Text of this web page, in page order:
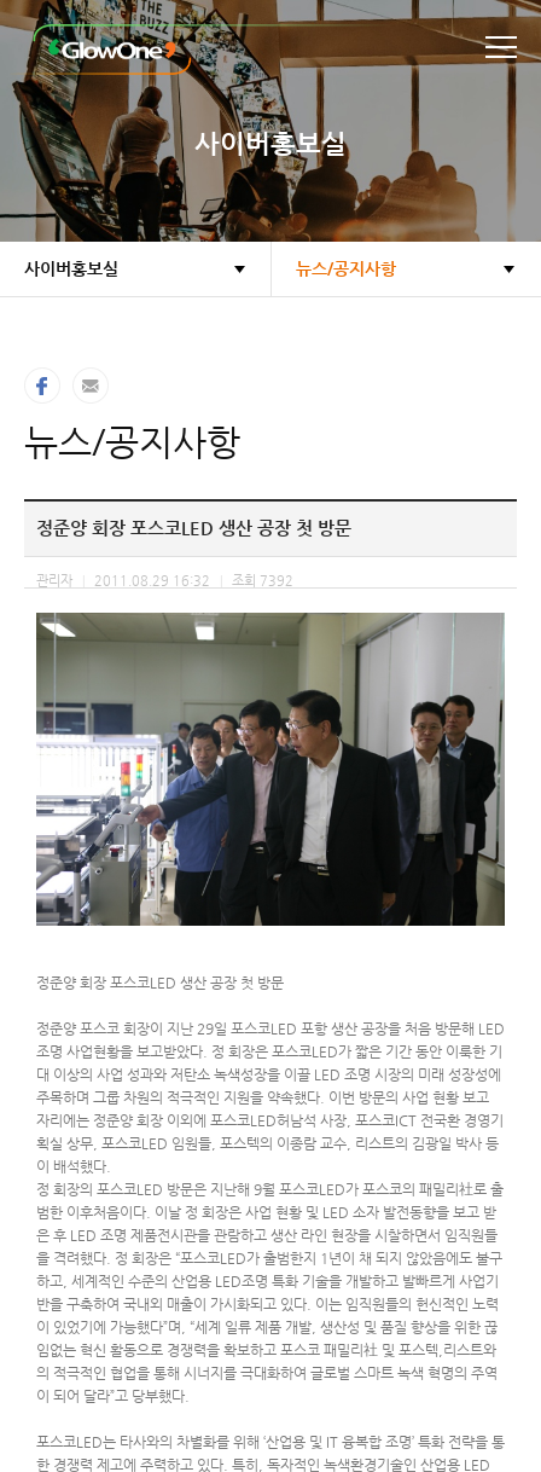
본문바로가기
사이버홍보실
사이버홍보실 뉴스/공지사항
뉴스/공지사항
정준양 회장 포스코LED 생산 공장 첫 방문
관리자 2011.08.29 16:32 조회 7392
정준양 회장 포스코LED 생산 공장 첫 방문
정준양 포스코 회장이 지난 29일 포스코LED 포항 생산 공장을 처음 방문해 LED
조명 사업현황을 보고받았다. 정 회장은 포스코LED가 짧은 기간 동안 이룩한 기
대 이상의 사업 성과와 저탄소 녹색성장을 이끌 LED 조명 시장의 미래 성장성에
주목하며 그룹 차원의 적극적인 지원을 약속했다. 이번 방문의 사업 현황 보고
자리에는 정준양 회장 이외에 포스코LED허남석 사장, 포스코ICT 전국환 경영기
획실 상무, 포스코LED 임원들, 포스텍의 이종람 교수, 리스트의 김광일 박사 등
이 배석했다.
정 회장의 포스코LED 방문은 지난해 9월 포스코LED가 포스코의 패밀리社로 출
범한 이후처음이다. 이날 정 회장은 사업 현황 및 LED 소자 발전동향을 보고 받
은 후 LED 조명 제품전시관을 관람하고 생산 라인 현장을 시찰하면서 임직원들
을 격려했다. 정 회장은 “포스코LED가 출범한지 1년이 채 되지 않았음에도 불구
하고, 세계적인 수준의 산업용 LED조명 특화 기술을 개발하고 발빠르게 사업기
반을 구축하여 국내외 매출이 가시화되고 있다. 이는 임직원들의 헌신적인 노력
이 있었기에 가능했다”며, “세계 일류 제품 개발, 생산성 및 품질 향상을 위한 끊
임없는 혁신 활동으로 경쟁력을 확보하고 포스코 패밀리社 및 포스텍,리스트와
의 적극적인 협업을 통해 시너지를 극대화하여 글로벌 스마트 녹색 혁명의 주역
이 되어 달라”고 당부했다.
포스코LED는 타사와의 차별화를 위해 ‘산업용 및 IT 융복합 조명’ 특화 전략을 통
한 경쟁력 제고에 주력하고 있다. 특히, 독자적인 녹색환경기술인 산업용 LED